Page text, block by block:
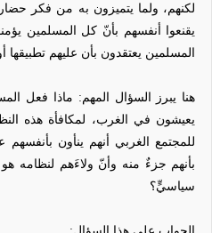
لكنهم، ولما يتميزون به من فكر
يقنعوا أنفسهم بأنّ كل المسلمين
المسلمين يعتقدون بأن عليهم تطبيقها
هنا يبرز السؤال المهم: ماذا فعل
يعيشون في الغرب، لمكافأة هذه
للمجتمع الغربي أنهم ينأون بأنفسهم
بأنهم جزءٌ منه وأنّ ولاءَهم لنظامه
سياسيٍّ؟